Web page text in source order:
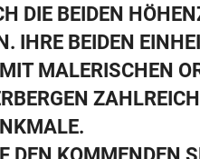
DIE BEIDEN
BEIDEN
MALERISCHEN